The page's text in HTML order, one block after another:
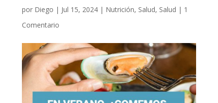
por Diego | Jul 15, 2024| Nutrición, Salud, Salud | 1
Comentario